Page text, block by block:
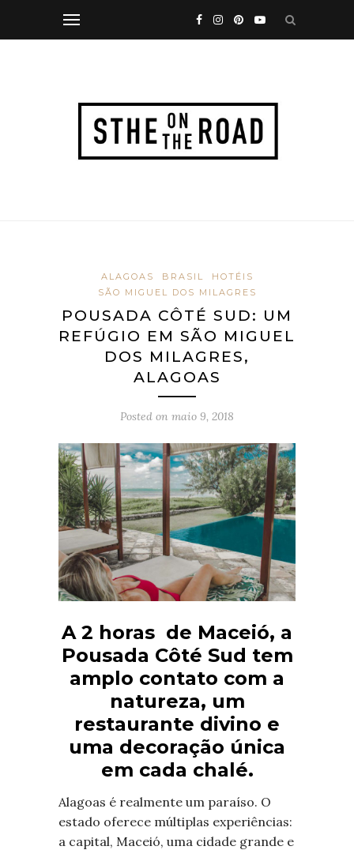
ALAGOAS BRASIL
HOTÉIS
SÃO MIGUEL DOS MILAGRES
POUSADA CÔTÉ SUD: UM
REFÚGIO EM SÃO MIGUEL
DOS MILAGRES,
ALAGOAS
Posted on maio 9, 2018
A 2 horas de Maceió, a
Pousada Côté Sud tem
amplo contato com a
natureza, um
restaurante divino e
uma decoração única
em cada chalé.
Alagoas é realmente um paraíso. O
estado oferece múltiplas experiências:
a capital, Maceió, uma cidade grande e